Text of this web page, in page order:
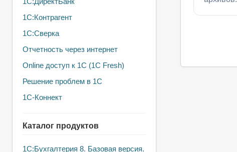
1С:Контрагент
1С:Сверка
Отчетность через интернет
Online доступ к 1С (1С Fresh)
Решение проблем в 1С
1С-Коннект
Каталог продуктов
1C:Бухгалтерия 8. Базовая версия.